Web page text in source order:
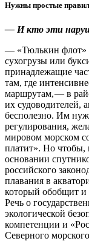
Нужны простые
— И кто эти
— «Тюлькин флот»
сухогрузы или
принадлежащие
там, где
маршрутам, — ​в
их судоводителей,
бесполезно. Им
регулирования,
мировом морском
платит». Но чтобы,
основании
российского
плавания в
который обобщит и
Речь о
экологической
компетенции и
Северного